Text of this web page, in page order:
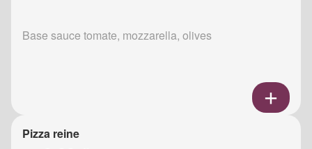
Base sauce tomate, mozzarella, olives
Pizza reine